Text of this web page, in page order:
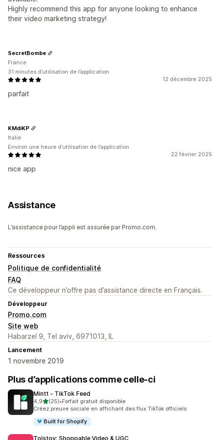
Highly recommend this app for anyone looking to enhance
their video marketing strategy!
12 décembre 2025
parfait
SecretBombe
France
31 minutes d’utilisation de l’application
22 février 2025
nice app
KMdiKP
Italie
Environ une heure d’utilisation de l’application
Assistance
L’assistance pour l’appli est assurée par Promo.com.
Ressources
Politique de confidentialité
FAQ
Ce développeur n’offre pas d’assistance directe en Français.
Développeur
Promo.com
Site web
Habarzel 9, Tel aviv, 6971013, IL
Lancement
1 novembre 2019
Plus d’applications comme celle-ci
Mintt ‑ TikTok Feed
4,9étoile(s) sur 5
(25)
25 avis au total
•Forfait gratuit disponible
Créez preuve sociale en affichant des flux TikTok officiels
Built for Shopify
Tolstoy: Shoppable Video & UGC